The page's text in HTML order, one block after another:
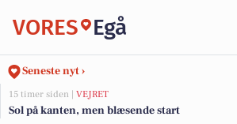
VORES Egå
Seneste nyt ›
15 timer siden | VEJRET
Sol på kanten, men blæsende start